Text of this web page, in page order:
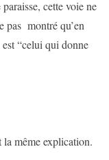
cette voie ne
pas montré qu’en
“celui qui donne
la même explication.